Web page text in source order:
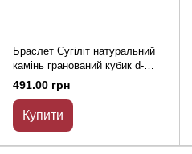
Браслет Сугіліт натуральний
камінь гранований кубик d-
9мм+- L-18см (стрейч)
491.00 грн
Купити